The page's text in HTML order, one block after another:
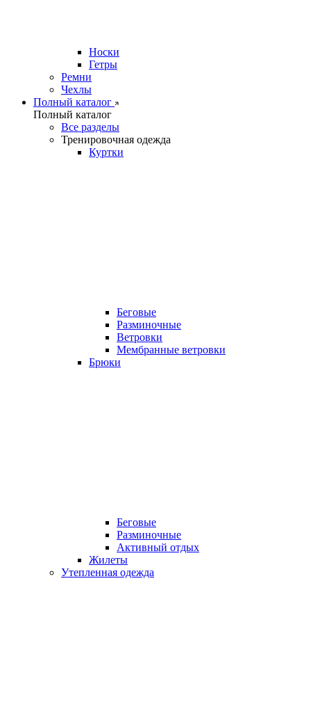
Носки
Гетры
Ремни
Чехлы
Полный каталог
Полный каталог
Все разделы
Тренировочная одежда
Куртки
Беговые
Разминочные
Ветровки
Мембранные ветровки
Брюки
Беговые
Разминочные
Активный отдых
Жилеты
Утепленная одежда